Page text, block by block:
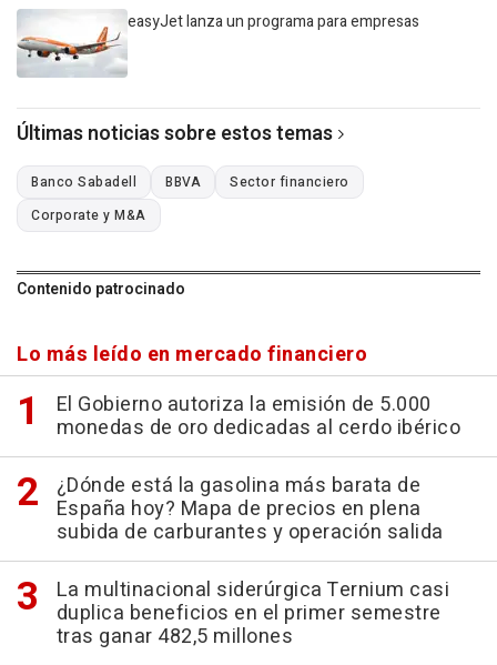
easyJet lanza un programa para empresas
Últimas noticias sobre estos temas
Banco Sabadell BBVA
Sector financiero
Corporate y M&A
Contenido patrocinado
Lo más leído en mercado financiero
El Gobierno autoriza la emisión de 5.000
monedas de oro dedicadas al cerdo ibérico
¿Dónde está la gasolina más barata de
España hoy? Mapa de precios en plena
subida de carburantes y operación salida
La multinacional siderúrgica Ternium casi
duplica beneficios en el primer semestre
tras ganar 482,5 millones